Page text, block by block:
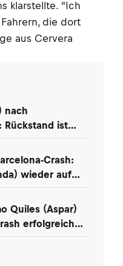
klarstellte. "Ich
die dort
aus Cervera
nach
Rückstand ist
Crash:
wieder auf
Quiles (Aspar)
erfolgreich